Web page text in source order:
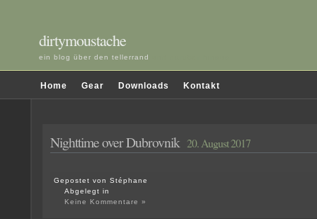
dirtymoustache
ein blog über den tellerrand
Home Gear Downloads Kontakt
Nighttime over Dubrovnik 20. August 2017
Gepostet von Stéphane
Abgelegt in
Keine Kommentare »